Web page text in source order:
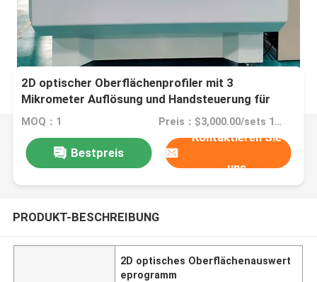
2D optischer Oberflächenprofiler mit 3
Mikrometer Auflösung und Handsteuerung für
präzise Messungen
MOQ：1 Preis：$3,000.00/sets 1-1 sets
Bestpreis
Kontaktieren Sie
uns
PRODUKT-BESCHREIBUNG
2D optisches Oberflächenauswert
eprogramm